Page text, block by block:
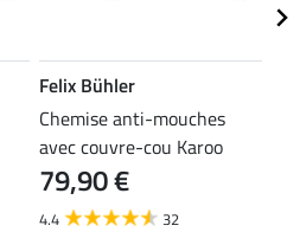
Felix Bühler
Chemise anti-mouches
avec couvre-cou Karoo
79,90 €
4.4 32